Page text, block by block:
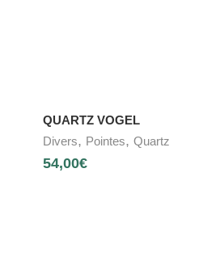
QUARTZ VOGEL
Divers, Pointes, Quartz
54,00€